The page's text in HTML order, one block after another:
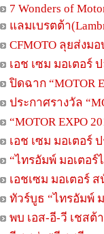
7 Wonders of
แลมเบรตต้า
CFMOTO ลุยส่งม
เอช เซม มอเตอร์
ปิดฉาก “MOTOR
ประกาศรางวัล
“MOTOR EXPO
เอช เซม มอเตอร์
“ไทรอัมพ์ มอเตอร์
เอชเซม มอเตอร์
ทัวร์บูธ “ไทรอัมพ์
พบ เอส-อี-วี เชสต้